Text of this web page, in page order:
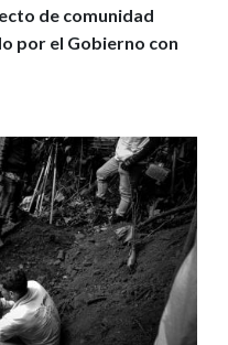
de comunidad
por el Gobierno con